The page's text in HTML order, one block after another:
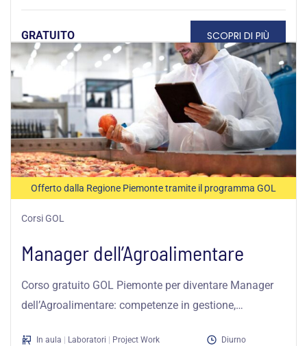
GRATUITO SCOPRI DI PIÙ
Offerto dalla Regione Piemonte tramite il programma GOL
Corsi GOL
Manager dell’Agroalimentare
Corso gratuito GOL Piemonte per diventare Manager
dell’Agroalimentare: competenze in gestione,
In aula Laboratori Project Work
Diurno